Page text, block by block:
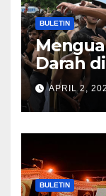
BULETIN
Darah
Mitos
APRIL 2,
BULETIN